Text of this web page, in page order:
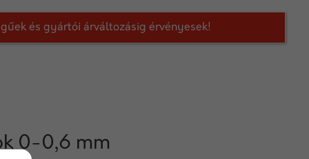
és gyártói árváltozásig érvényesek!
0-0,6 mm